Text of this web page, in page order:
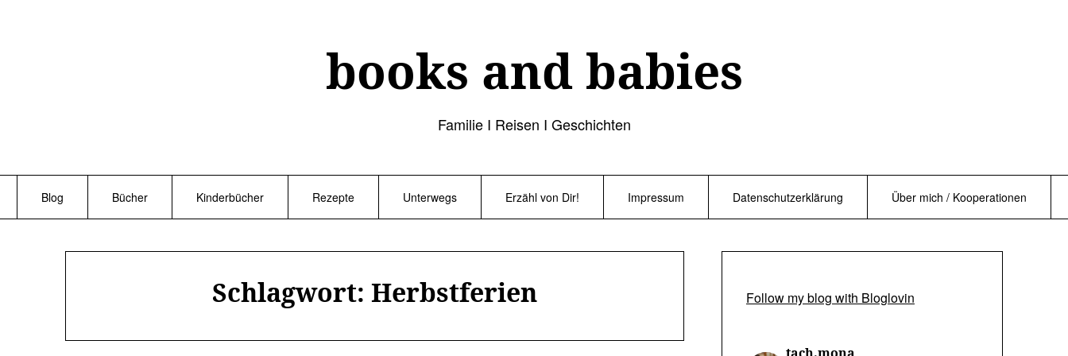
books and babies
Familie I Reisen I Geschichten
Blog Bücher Kinderbücher Rezepte Unterwegs Erzähl von Dir! Impressum Datenschutzerklärung Über mich / Kooperationen
Schlagwort: Herbstferien Follow my blog with Bloglovin